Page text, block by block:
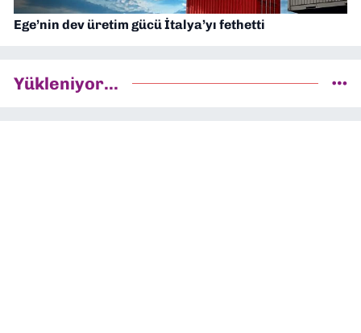
Ege’nin dev üretim gücü İtalya’yı fethetti
Yükleniyor...